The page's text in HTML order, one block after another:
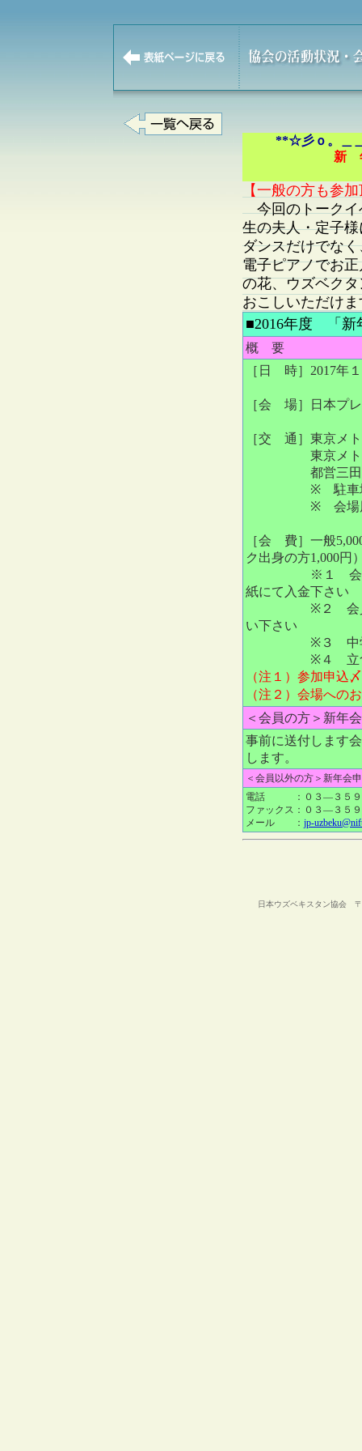
**☆彡ｏ。＿
新
【一般の方も参
今回のトークイ
生の夫人・定子
ダンスだけでな
電子ピアノでお
の花、ウズベク
おこしいただけ
■2016年度 「新
概 要
［日 時］2017年
［会 場］日本プ
［交 通］東京メ
東京メトロ 丸
都営三田線
※ 駐車場は
※ 会場周辺
［会 費］一般
ク出身の方1,000円
※１ 会員の方
紙にて入金下さい
※２ 会員以外
い下さい
※３ 中学生
※４ 立食パ
（注１）参加申込
（注２）会場への
＜会員の方＞新年
事前に送付します
します。
＜会員以外の方＞新年会
電話 ：０３—３５９
ファックス：０３—３５
メール ： jp-
日本ウズベキスタン協会